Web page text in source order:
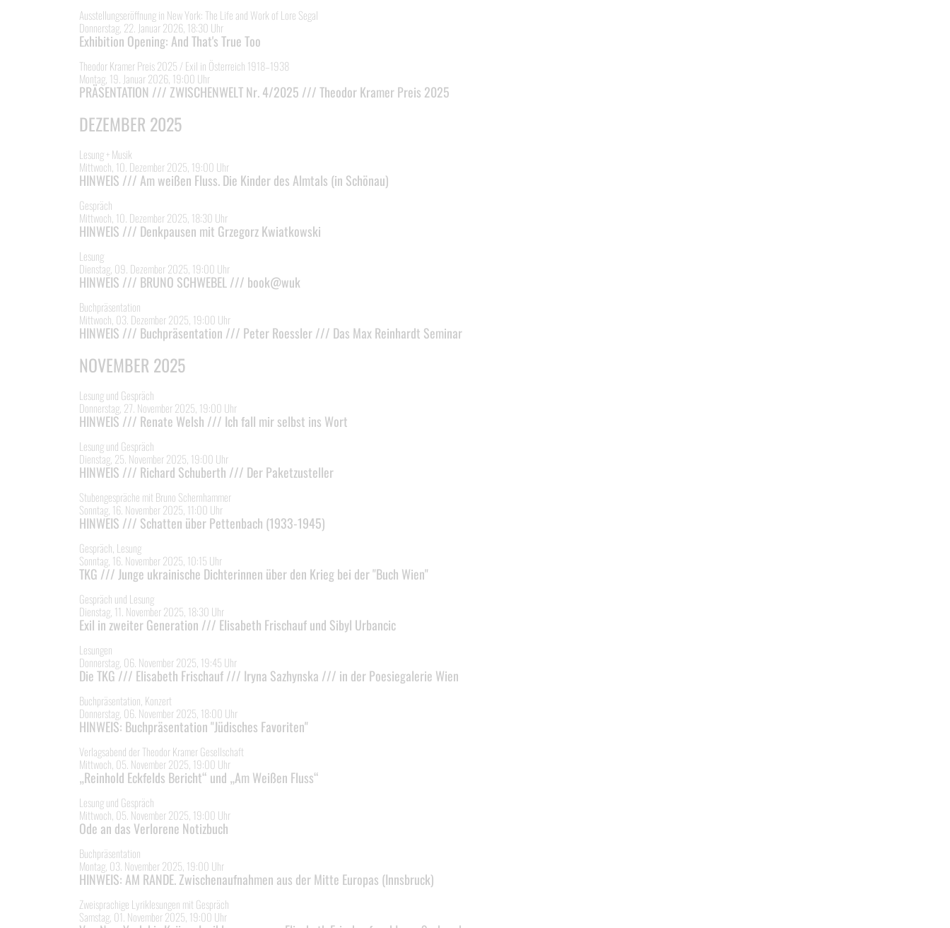
Ausstellungseröffnung in New York: The Life and Work of Lore Segal
Donnerstag, 22. Januar 2026, 18:30 Uhr
Exhibition Opening: And That's True Too
Theodor Kramer Preis 2025 / Exil in Österreich 1918–1938
Montag, 19. Januar 2026, 19:00 Uhr
PRÄSENTATION /// ZWISCHENWELT Nr. 4/2025 /// Theodor Kramer Preis 2025
DEZEMBER 2025
Lesung + Musik
Mittwoch, 10. Dezember 2025, 19:00 Uhr
HINWEIS /// Am weißen Fluss. Die Kinder des Almtals (in Schönau)
Gespräch
Mittwoch, 10. Dezember 2025, 18:30 Uhr
HINWEIS /// Denkpausen mit Grzegorz Kwiatkowski
Lesung
Dienstag, 09. Dezember 2025, 19:00 Uhr
HINWEIS /// BRUNO SCHWEBEL /// book@wuk
Buchpräsentation
Mittwoch, 03. Dezember 2025, 19:00 Uhr
HINWEIS /// Buchpräsentation /// Peter Roessler /// Das Max Reinhardt Seminar
NOVEMBER 2025
Lesung und Gespräch
Donnerstag, 27. November 2025, 19:00 Uhr
HINWEIS /// Renate Welsh /// Ich fall mir selbst ins Wort
Lesung und Gespräch
Dienstag, 25. November 2025, 19:00 Uhr
HINWEIS /// Richard Schuberth /// Der Paketzusteller
Stubengespräche mit Bruno Schernhammer
Sonntag, 16. November 2025, 11:00 Uhr
HINWEIS /// Schatten über Pettenbach (1933-1945)
Gespräch, Lesung
Sonntag, 16. November 2025, 10:15 Uhr
TKG /// Junge ukrainische Dichterinnen über den Krieg bei der "Buch Wien"
Gespräch und Lesung
Dienstag, 11. November 2025, 18:30 Uhr
Exil in zweiter Generation /// Elisabeth Frischauf und Sibyl Urbancic
Lesungen
Donnerstag, 06. November 2025, 19:45 Uhr
Die TKG /// Elisabeth Frischauf /// Iryna Sazhynska /// in der Poesiegalerie Wien
Buchpräsentation, Konzert
Donnerstag, 06. November 2025, 18:00 Uhr
HINWEIS: Buchpräsentation "Jüdisches Favoriten"
Verlagsabend der Theodor Kramer Gesellschaft
Mittwoch, 05. November 2025, 19:00 Uhr
„Reinhold Eckfelds Bericht“ und „Am Weißen Fluss“
Lesung und Gespräch
Mittwoch, 05. November 2025, 19:00 Uhr
Ode an das Verlorene Notizbuch
Buchpräsentation
Montag, 03. November 2025, 19:00 Uhr
HINWEIS: AM RANDE. Zwischenaufnahmen aus der Mitte Europas (Innsbruck)
Zweisprachige Lyriklesungen mit Gespräch
Samstag, 01. November 2025, 19:00 Uhr